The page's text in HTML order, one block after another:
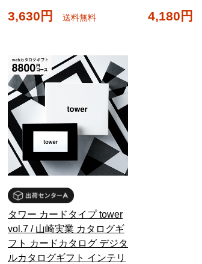
3,630円 送料無料 4,180円
タワー カードタイプ tower
vol.7 / 山崎実業 カタログギ
フト カードカタログ デジタ
ルカタログギフト インテリ